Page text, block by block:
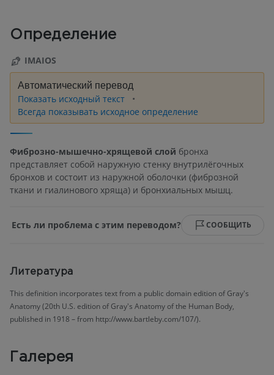
Определение
IMAIOS
Автоматический перевод
Показать исходный текст
Всегда показывать исходное определение
Фиброзно-мышечно-хрящевой слой бронха
представляет собой наружную стенку внутрилёгочных
бронхов и состоит из наружной оболочки (фиброзной
ткани и гиалинового хряща) и бронхиальных мышц.
Есть ли проблема с этим переводом? СООБЩИТЬ
Литература
This definition incorporates text from a public domain edition of Gray's
Anatomy (20th U.S. edition of Gray's Anatomy of the Human Body,
published in 1918 – from http://www.bartleby.com/107/).
Галерея